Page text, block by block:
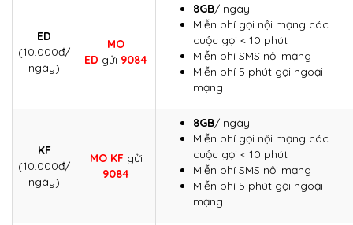
ED
(10.000đ/
ngày)
MO
ED gửi 9084
8GB/ ngày
Miễn phí gọi nội mạng các
cuộc gọi < 10 phút
Miễn phí SMS nội mạng
Miễn phí 5 phút gọi ngoại
mạng
KF
(10.000đ/
ngày)
MO KF gửi
9084
8GB/ ngày
Miễn phí gọi nội mạng các
cuộc gọi < 10 phút
Miễn phí SMS nội mạng
Miễn phí 5 phút gọi ngoại
mạng